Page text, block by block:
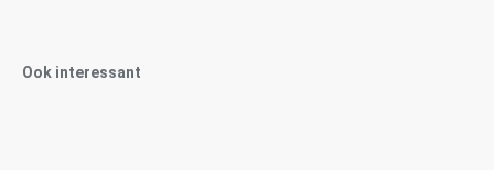
Ook interessant